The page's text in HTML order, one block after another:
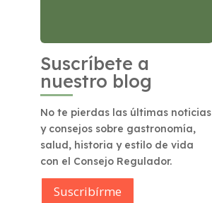
Suscríbete a
nuestro blog
No te pierdas las últimas noticias
y consejos sobre gastronomía,
salud, historia y estilo de vida
con el Consejo Regulador.
Suscribírme